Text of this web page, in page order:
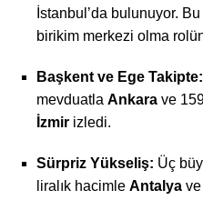
İstanbul’da bulunuyor.
birikim merkezi olma
Başkent ve Ege Takipte:
mevduatla Ankara ve
İzmir izledi.
Sürpriz Yükseliş: Üç
liralık hacimle Antalya